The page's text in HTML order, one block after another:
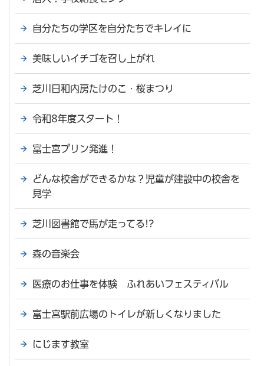
自分たちの学区を自分たちでキレイに
美味しいイチゴを召し上がれ
芝川日和内房たけのこ・桜まつり
令和8年度スタート！
富士宮プリン発進！
どんな校舎ができるかな？児童が建設中の校舎を
見学
芝川図書館で馬が走ってる!?
森の音楽会
医療のお仕事を体験 ふれあいフェスティバル
富士宮駅前広場のトイレが新しくなりました
にじます教室